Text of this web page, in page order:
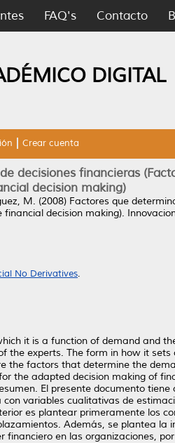
FAQ's Contacto
DIGITAL
Crear cuenta
decisiones financieras
decision making)
M. (2008) Factores que
decision making).
No Derivatives.
it is a function of demand and
experts. The form in how it
the factors that determine the
the adapted decision making of
El presente documento
variables cualitativas de
es plantear primeramente los
Además, se plantea la
en las organizaciones,